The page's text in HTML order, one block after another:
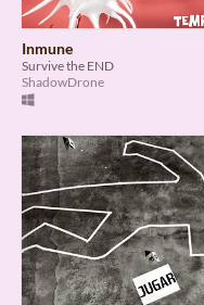
Inmune
Survive the END
ShadowDrone